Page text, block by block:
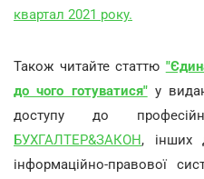
квартал 2021 року.
Також читайте статтю
до чого готуватися"у
доступу до
БУХГАЛТЕР&ЗАКОН, інших
інформаційно-правової